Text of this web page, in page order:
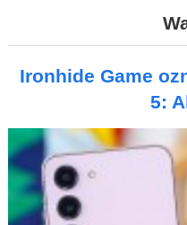
Ironhide Game
5: